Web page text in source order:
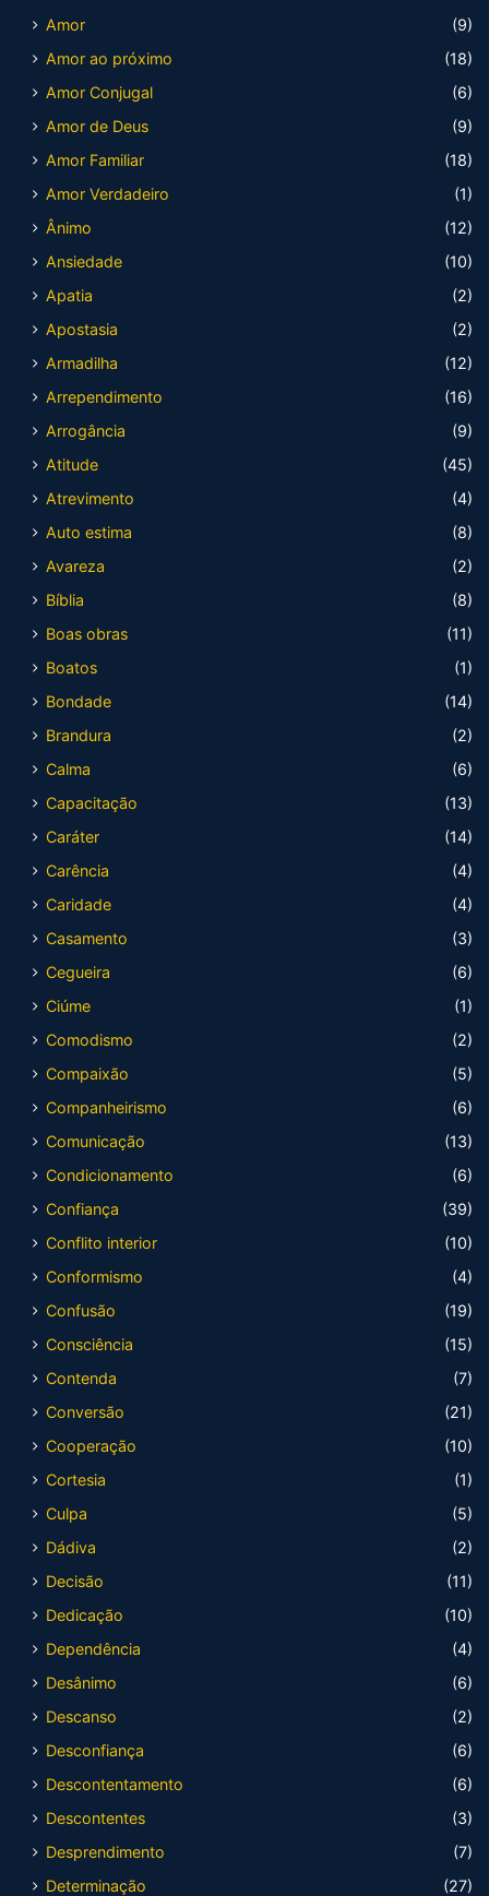
Amor
(9)
Amor ao próximo
(18)
Amor Conjugal
(6)
Amor de Deus
(9)
Amor Familiar
(18)
Amor Verdadeiro
(1)
Ânimo
(12)
Ansiedade
(10)
Apatia
(2)
Apostasia
(2)
Armadilha
(12)
Arrependimento
(16)
Arrogância
(9)
Atitude
(45)
Atrevimento
(4)
Auto estima
(8)
Avareza
(2)
Bíblia
(8)
Boas obras
(11)
Boatos
(1)
Bondade
(14)
Brandura
(2)
Calma
(6)
Capacitação
(13)
Caráter
(14)
Carência
(4)
Caridade
(4)
Casamento
(3)
Cegueira
(6)
Ciúme
(1)
Comodismo
(2)
Compaixão
(5)
Companheirismo
(6)
Comunicação
(13)
Condicionamento
(6)
Confiança
(39)
Conflito interior
(10)
Conformismo
(4)
Confusão
(19)
Consciência
(15)
Contenda
(7)
Conversão
(21)
Cooperação
(10)
Cortesia
(1)
Culpa
(5)
Dádiva
(2)
Decisão
(11)
Dedicação
(10)
Dependência
(4)
Desânimo
(6)
Descanso
(2)
Desconfiança
(6)
Descontentamento
(6)
Descontentes
(3)
Desprendimento
(7)
Determinação
(27)